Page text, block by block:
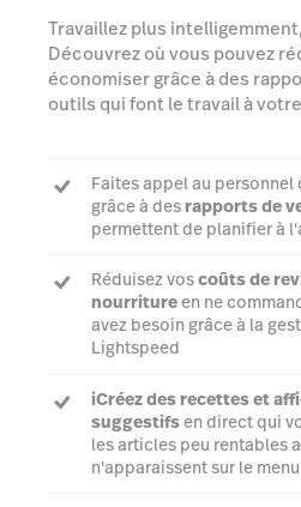
Travaillez plus
Découvrez où vous pouvez
économiser grâce à des
outils qui font le travail à
Faites appel au
grâce à des rapports de
permettent de planifier à
Réduisez voscoûts de
nourritureen ne
avez besoin grâce à la
Lightspeed
iCréez des recettes et
suggestifsen direct qui
les articles peu rentables
n'apparaissent sur le menu